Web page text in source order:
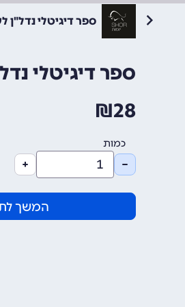
ספר דיגיטלי נדל"ן
ספר דיגיטלי
28
₪
כמות
המשך